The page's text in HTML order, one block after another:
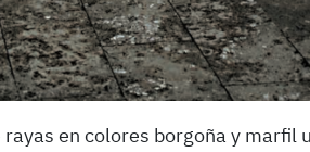
en colores borgoña y marfil